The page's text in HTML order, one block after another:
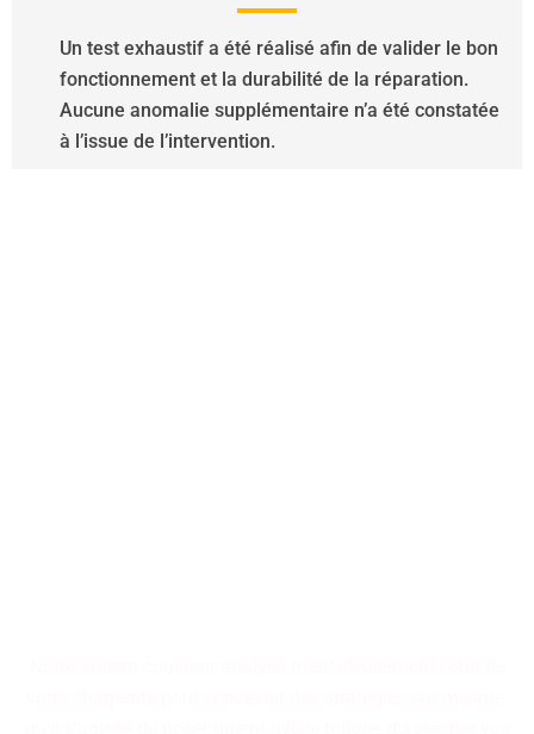
Un test exhaustif a été réalisé afin de valider le bon
fonctionnement et la durabilité de la réparation.
Aucune anomalie supplémentaire n’a été constatée
à l’issue de l’intervention.